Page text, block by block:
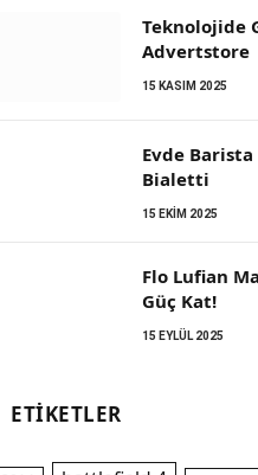
Teknolojide
Advertstore
15 KASIM 2025
Evde Barista
Bialetti
15 EKIM 2025
Flo Lufian
Güç Kat!
15 EYLÜL 2025
ETIKETLER